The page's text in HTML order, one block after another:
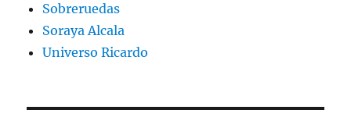
Sobreruedas
Soraya Alcala
Universo Ricardo